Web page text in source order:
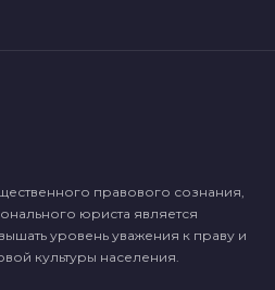
правового сознания,
юриста является
уровень уважения к праву и
культуры населения.